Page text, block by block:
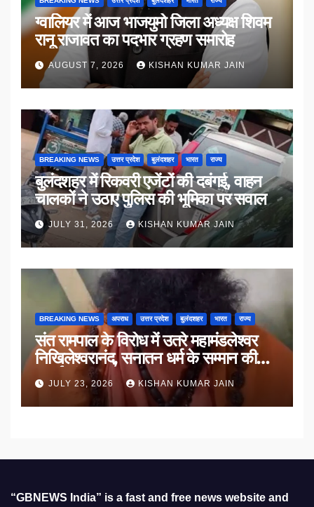
ग्वालियर में आज भाजयुमो जिला अध्यक्ष शिवम
रानू राजावत का पदभार ग्रहण समारोह
AUGUST 7, 2026 KISHAN KUMAR JAIN
BREAKING NEWS उत्तर प्रदेश बुलंदशहर भारत राज्य
बुलंदशहर में रिकवरी एजेंटों की दबंगई, वाहन
चालकों ने उठाए पुलिस की भूमिका पर सवाल
JULY 31, 2026 KISHAN KUMAR JAIN
BREAKING NEWS अपराध उत्तर प्रदेश बुलंदशहर भारत राज्य
संत रामपाल के विरोध में उतरे महामंडलेश्वर
निखिलेश्वरानंद, सनातन धर्म के सम्मान की
उठाई मांग
JULY 23, 2026 KISHAN KUMAR JAIN
“GBNEWS India” is a fast and free news website and